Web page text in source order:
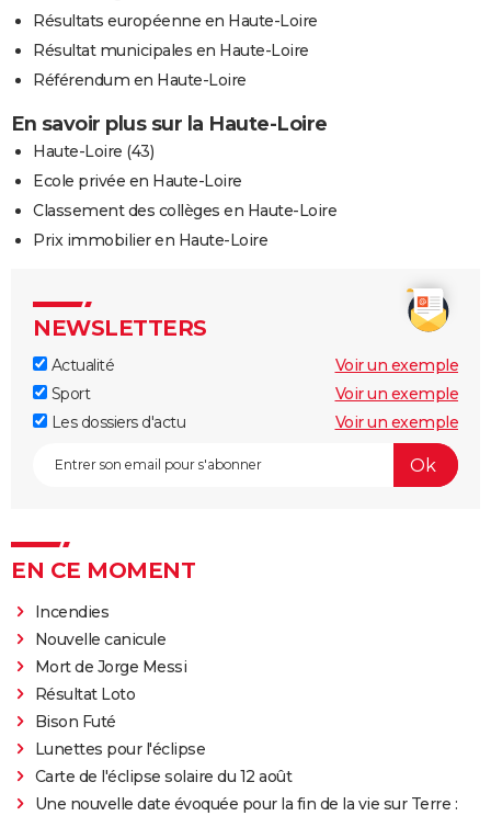
Résultats européenne en Haute-Loire
Résultat municipales en Haute-Loire
Référendum en Haute-Loire
En savoir plus sur la Haute-Loire
Haute-Loire (43)
Ecole privée en Haute-Loire
Classement des collèges en Haute-Loire
Prix immobilier en Haute-Loire
NEWSLETTERS
Actualité
Voir un exemple
Sport
Voir un exemple
Les dossiers d'actu
Voir un exemple
EN CE MOMENT
Incendies
Nouvelle canicule
Mort de Jorge Messi
Résultat Loto
Bison Futé
Lunettes pour l'éclipse
Carte de l'éclipse solaire du 12 août
Une nouvelle date évoquée pour la fin de la vie sur Terre :